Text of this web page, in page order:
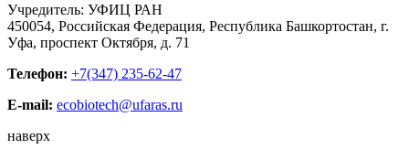
Учредитель: УФИЦ РАН
450054, Российская Федерация, Республика Башкортостан, г.
Уфа, проспект Октября, д. 71
Телефон: +7(347) 235-62-47
E-mail: ecobiotech@ufaras.ru
наверх